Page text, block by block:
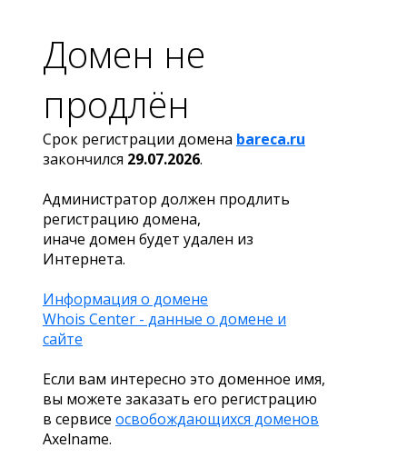
Домен не
продлён
Срок регистрации домена bareca.ru
закончился 29.07.2026.
Администратор должен продлить
регистрацию домена,
иначе домен будет удален из
Интернета.
Информация о домене
Whois Center - данные о домене и
сайте
Если вам интересно это доменное имя,
вы можете заказать его регистрацию
в сервисе освобождающихся доменов
Axelname.